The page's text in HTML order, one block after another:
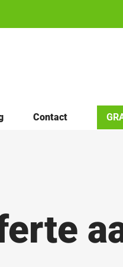
Contact